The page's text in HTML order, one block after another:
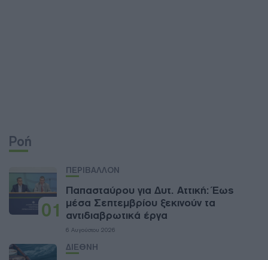
Ροή
01
ΠΕΡΙΒΑΛΛΟΝ
Παπασταύρου για Δυτ. Αττική: Έως
μέσα Σεπτεμβρίου ξεκινούν τα
αντιδιαβρωτικά έργα
6 Αυγούστου 2026
ΔΙΕΘΝΗ